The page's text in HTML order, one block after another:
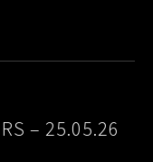
– 25.05.26